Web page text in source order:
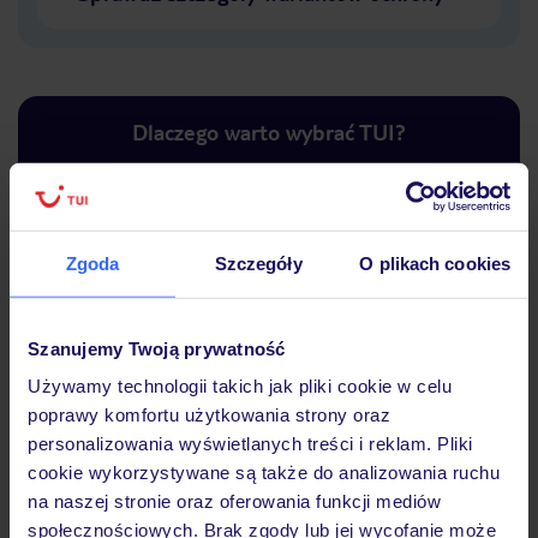
Zgoda Szczegóły O plikach cookies
Szanujemy Twoją prywatność
Używamy technologii takich jak pliki cookie w celu
poprawy komfortu użytkowania strony oraz
personalizowania wyświetlanych treści i reklam. Pliki
cookie wykorzystywane są także do analizowania ruchu
na naszej stronie oraz oferowania funkcji mediów
społecznościowych. Brak zgody lub jej wycofanie może
Dlaczego warto wybrać TUI?
Lider niskich cen
Największe biuro
podróży w Polsce
30 lat w
Hotel
Opinie